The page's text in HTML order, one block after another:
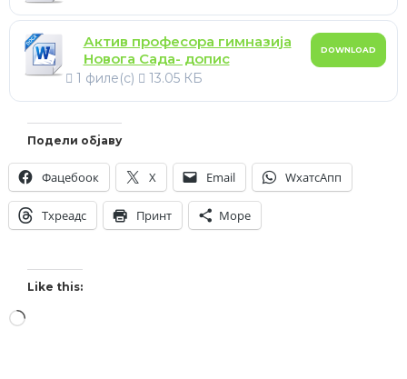
Актив професора гимназија
Новога Сада- допис
1 филе(с) 13.05 КБ
DOWNLOAD
Подели објаву
Фацебоок Email WхатсАпп
Тхреадс Принт Море
Like this: